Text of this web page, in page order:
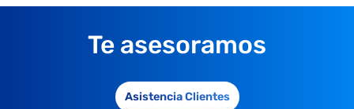
Te asesoramos
Asistencia Clientes